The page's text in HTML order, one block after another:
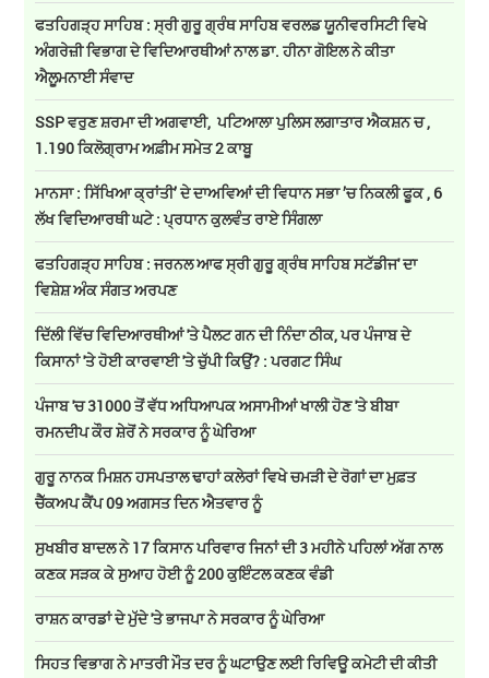
ਫਤਹਿਗੜ੍ਹ ਸਾਹਿਬ : ਸ੍ਰੀ ਗੁਰੂ ਗ੍ਰੰਥ ਸਾਹਿਬ ਵਰਲਡ ਯੂਨੀਵਰਸਿਟੀ ਵਿਖੇ
ਅੰਗਰੇਜ਼ੀ ਵਿਭਾਗ ਦੇ ਵਿਦਿਆਰਥੀਆਂ ਨਾਲ ਡਾ. ਹੀਨਾ ਗੋਇਲ ਨੇ ਕੀਤਾ
ਐਲੂਮਨਾਈ ਸੰਵਾਦ
SSP ਵਰੁਣ ਸ਼ਰਮਾ ਦੀ ਅਗਵਾਈ, ਪਟਿਆਲਾ ਪੁਲਿਸ ਲਗਾਤਾਰ ਐਕਸ਼ਨ ਚ ,
1.190 ਕਿਲੋਗ੍ਰਾਮ ਅਫ਼ੀਮ ਸਮੇਤ 2 ਕਾਬੂ
ਮਾਨਸਾ : ਸਿੱਖਿਆ ਕ੍ਰਾਂਤੀ’ ਦੇ ਦਾਅਵਿਆਂ ਦੀ ਵਿਧਾਨ ਸਭਾ ’ਚ ਨਿਕਲੀ ਫੂਕ , 6
ਲੱਖ ਵਿਦਿਆਰਥੀ ਘਟੇ : ਪ੍ਰਧਾਨ ਕੁਲਵੰਤ ਰਾਏ ਸਿੰਗਲਾ
ਫਤਹਿਗੜ੍ਹ ਸਾਹਿਬ : ਜਰਨਲ ਆਫ ਸ੍ਰੀ ਗੁਰੂ ਗ੍ਰੰਥ ਸਾਹਿਬ ਸਟੱਡੀਜ' ਦਾ
ਵਿਸ਼ੇਸ਼ ਅੰਕ ਸੰਗਤ ਅਰਪਣ
ਦਿੱਲੀ ਵਿੱਚ ਵਿਦਿਆਰਥੀਆਂ 'ਤੇ ਪੈਲਟ ਗਨ ਦੀ ਨਿੰਦਾ ਠੀਕ, ਪਰ ਪੰਜਾਬ ਦੇ
ਕਿਸਾਨਾਂ 'ਤੇ ਹੋਈ ਕਾਰਵਾਈ 'ਤੇ ਚੁੱਪੀ ਕਿਉਂ? : ਪਰਗਟ ਸਿੰਘ
ਪੰਜਾਬ 'ਚ 31000 ਤੋਂ ਵੱਧ ਅਧਿਆਪਕ ਅਸਾਮੀਆਂ ਖਾਲੀ ਹੋਣ 'ਤੇ ਬੀਬਾ
ਰਮਨਦੀਪ ਕੌਰ ਸ਼ੇਰੋਂ ਨੇ ਸਰਕਾਰ ਨੂੰ ਘੇਰਿਆ
ਗੁਰੂ ਨਾਨਕ ਮਿਸ਼ਨ ਹਸਪਤਾਲ ਢਾਹਾਂ ਕਲੇਰਾਂ ਵਿਖੇ ਚਮੜੀ ਦੇ ਰੋਗਾਂ ਦਾ ਮੁਫ਼ਤ
ਚੈੱਕਅਪ ਕੈਂਪ 09 ਅਗਸਤ ਦਿਨ ਐਤਵਾਰ ਨੂੰ
ਸੁਖਬੀਰ ਬਾਦਲ ਨੇ 17 ਕਿਸਾਨ ਪਰਿਵਾਰ ਜਿਨਾਂ ਦੀ 3 ਮਹੀਨੇ ਪਹਿਲਾਂ ਅੱਗ ਨਾਲ
ਕਣਕ ਸੜਕ ਕੇ ਸੁਆਹ ਹੋਈ ਨੂੰ 200 ਕੁਇੰਟਲ ਕਣਕ ਵੰਡੀ
ਰਾਸ਼ਨ ਕਾਰਡਾਂ ਦੇ ਮੁੱਦੇ 'ਤੇ ਭਾਜਪਾ ਨੇ ਸਰਕਾਰ ਨੂੰ ਘੇਰਿਆ
ਸਿਹਤ ਵਿਭਾਗ ਨੇ ਮਾਤਰੀ ਮੌਤ ਦਰ ਨੂੰ ਘਟਾਉਣ ਲਈ ਰਿਵਿਊ ਕਮੇਟੀ ਦੀ ਕੀਤੀ